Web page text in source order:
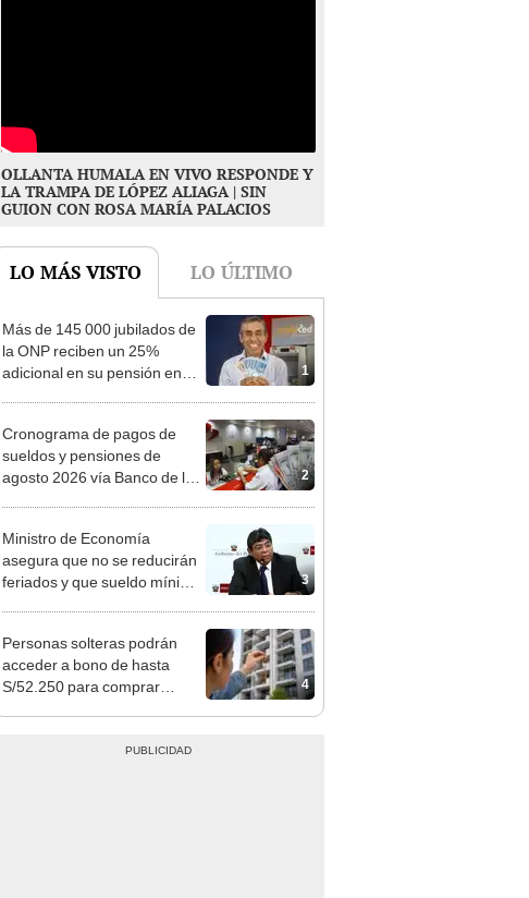
OLLANTA HUMALA EN VIVO RESPONDE Y
LA TRAMPA DE LÓPEZ ALIAGA | SIN
GUION CON ROSA MARÍA PALACIOS
LO MÁS VISTO LO ÚLTIMO
1
Más de 145 000 jubilados de
la ONP reciben un 25%
adicional en su pensión en
2
Cronograma de pagos de
sueldos y pensiones de
agosto 2026 vía Banco de la
3
Ministro de Economía
asegura que no se reducirán
feriados y que sueldo mínimo
4
Personas solteras podrán
acceder a bono de hasta
S/52.250 para comprar